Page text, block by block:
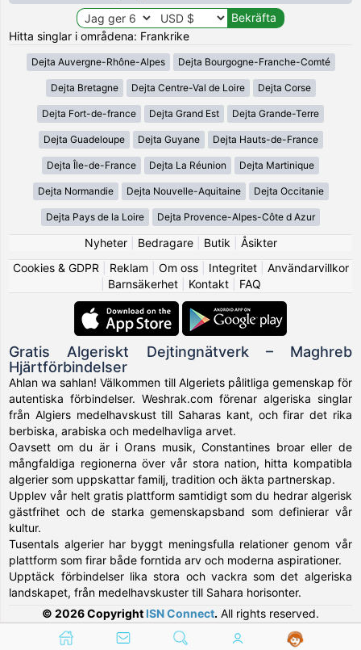
Hitta singlar i områdena: Frankrike
Dejta Auvergne-Rhône-Alpes Dejta Bourgogne-Franche-Comté
Dejta Bretagne Dejta Centre-Val de Loire Dejta Corse
Dejta Fort-de-france Dejta Grand Est Dejta Grande-Terre
Dejta Guadeloupe Dejta Guyane Dejta Hauts-de-France
Dejta Île-de-France Dejta La Réunion Dejta Martinique
Dejta Normandie Dejta Nouvelle-Aquitaine Dejta Occitanie
Dejta Pays de la Loire Dejta Provence-Alpes-Côte d Azur
Nyheter| Bedragare| Butik
Åsikter
Cookies & GDPR
Reklam Om oss| Integritet| Användarvillkor
Barnsäkerhet| Kontakt| FAQ
Gratis Algeriskt Dejtingnätverk – Maghreb
Hjärtförbindelser
Ahlan wa sahlan! Välkommen till Algeriets pålitliga gemenskap för
autentiska förbindelser. Weshrak.com förenar algeriska singlar
från Algiers medelhavskust till Saharas kant, och firar det rika
berbiska, arabiska och medelhavliga arvet.
Oavsett om du är i Orans musik, Constantines broar eller de
mångfaldiga regionerna över vår stora nation, hitta kompatibla
algerier som uppskattar familj, tradition och äkta partnerskap.
Upplev vår helt gratis plattform samtidigt som du hedrar algerisk
gästfrihet och de starka gemenskapsband som definierar vår
kultur.
Tusentals algerier har byggt meningsfulla relationer genom vår
plattform som firar både forntida arv och moderna aspirationer.
Upptäck förbindelser lika stora och vackra som det algeriska
landskapet, från medelhavskuster till Sahara horisonter.
© 2026 Copyright ISN Connect. All rights reserved.